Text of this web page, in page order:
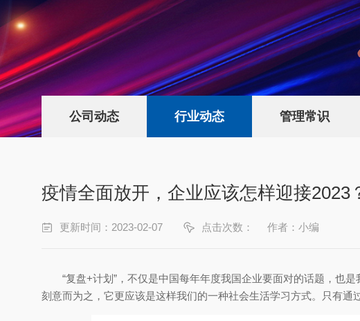
公司动态 行业动态 管理常识
疫情全面放开，企业应该怎样迎接2023
更新时间：2023-02-07 点击次数： 作者：小编
“复盘+计划”，不仅是中国每年年度我国企业要面对的话题，也
刻意而为之，它更应该是这样我们的一种社会生活学习方式。只有